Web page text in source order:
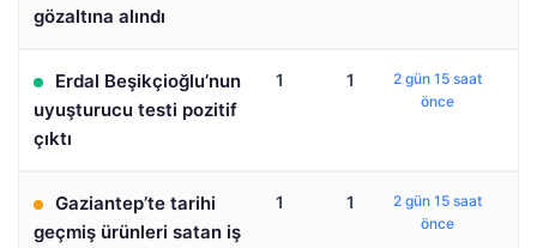
gözaltına alındı
Erdal Beşikçioğlu’nun
uyuşturucu testi pozitif
çıktı
1 1
2 gün 15 saat
önce
Gaziantep’te tarihi
geçmiş ürünleri satan iş
1 1
2 gün 15 saat
önce